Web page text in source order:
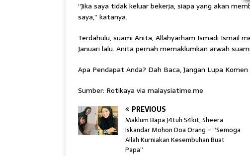
“Jika saya tidak keluar bekerja, siapa yang akan
saya,” katanya.
Terdahulu, suami Anita, Allahyarham Ismadi Ismail
Januari lalu. Anita pernah memaklumkan arwah
Apa Pendapat Anda? Dah Baca, Jangan Lupa
Sumber: Rotikaya via malaysiatime.me
PREVIOUS
Maklum Bapa J4tuh S4kit, Sheera
Iskandar Mohon Doa Orang – “Semoga
Allah Kurniakan Kesembuhan Buat
Papa”